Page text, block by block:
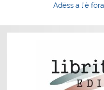
Adëss a l’è